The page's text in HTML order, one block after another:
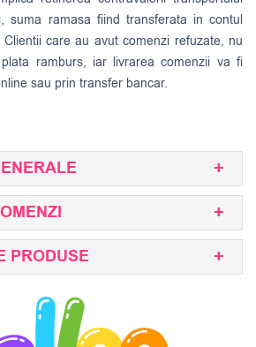
suma ramasa fiind transferata in contul
care au avut comenzi refuzate, nu
ramburs, iar livrarea comenzii va fi
sau prin transfer bancar.
PRODUSE